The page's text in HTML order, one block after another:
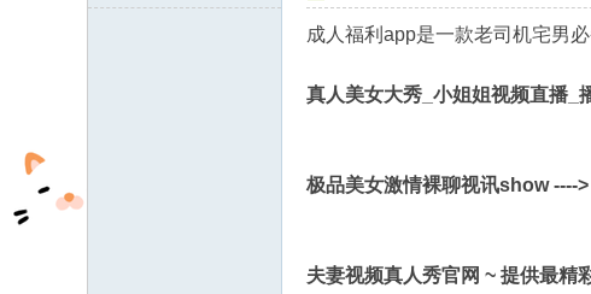
成人福利app是一款老司机宅男
真人美女大秀_小姐姐视频直播_
极品美女激情裸聊视讯show ---->
夫妻视频真人秀官网 ~ 提供最精